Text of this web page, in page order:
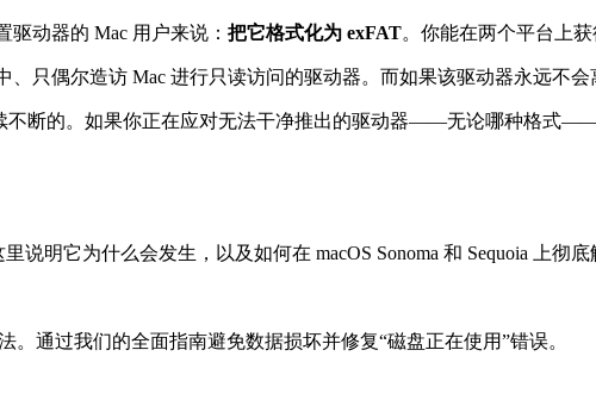
驱动器的 Mac 用户来说： 把它格式化为 exFAT。你能在两个平台上
、只偶尔造访 Mac 进行只读访问的驱动器。而如果该驱动器永远不会
不断的。如果你正在应对无法干净推出的驱动器——无论哪种格式
说明它为什么会发生，以及如何在 macOS Sonoma 和 Sequoia 上彻底
。通过我们的全面指南避免数据损坏并修复“磁盘正在使用”错误。